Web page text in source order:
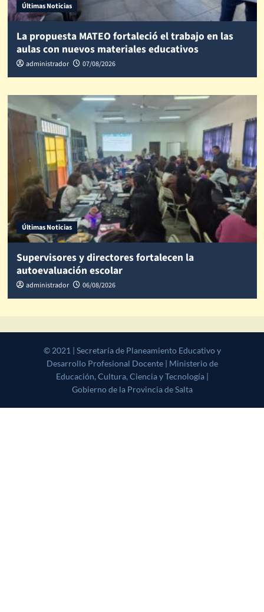
Últimas Noticias
La propuesta MATEO fortaleció el trabajo en las
aulas con nuevos materiales educativos
administrador 07/08/2026
Últimas Noticias
Supervisores y directores fortalecen la
autoevaluación escolar
administrador 06/08/2026
© 2021 | Secretaría de Planeamiento Educativo y Desarrollo
Profesional Docente | Ministerio de Educación, Cultura, Ciencia y
Tecnología | Gobierno de la Provincia de Salta|CoverNews
themes.